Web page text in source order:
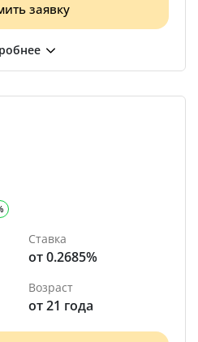
заявку
Ставка
от 0.2685%
Возраст
от 21 года